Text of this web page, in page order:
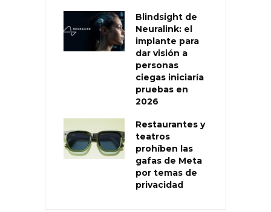
Blindsight de
Neuralink: el
implante para
dar visión a
personas
ciegas iniciaría
pruebas en
2026
Restaurantes y
teatros
prohíben las
gafas de Meta
por temas de
privacidad